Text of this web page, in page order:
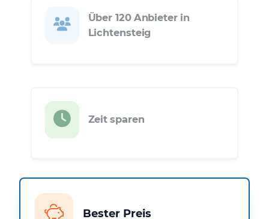
Über 120 Anbieter in
Lichtensteig
Zeit sparen
Bester Preis